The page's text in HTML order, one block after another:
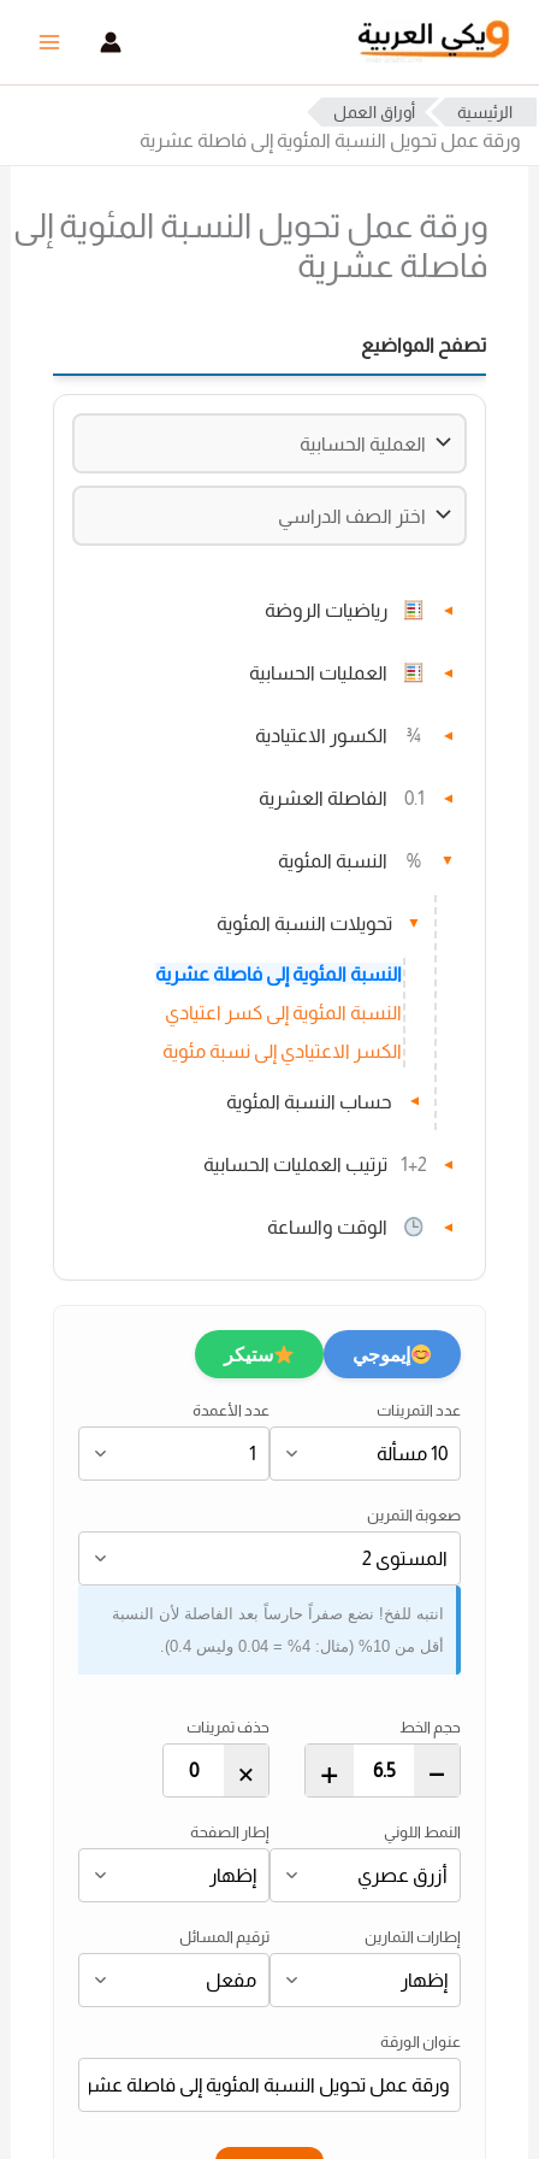
تخطي
المحتوى
الرئيسية أوراق العمل
ورقة عمل تحويل النسبة المئوية إلى فاصلة عشرية
ورقة عمل تحويل النسبة المئوية إلى
فاصلة عشرية
تصفح المواضيع
▼ رياضيات الروضة
▼ العمليات الحسابية
▼
¾ الكسور الاعتيادية
▼
0.1 الفاصلة العشرية
▼
% النسبة المئوية
▼ تحويلات النسبة المئوية
النسبة المئوية إلى فاصلة عشرية
النسبة المئوية إلى كسر اعتيادي
الكسر الاعتيادي إلى نسبة مئوية
▼ حساب النسبة المئوية
▼
1+2 ترتيب العمليات الحسابية
▼ الوقت والساعة
إيموجي ستيكر
عدد التمرينات عدد الأعمدة
صعوبة التمرين
انتبه للفخ! نضع صفراً حارساً بعد الفاصلة لأن النسبة
أقل من 10% (مثال: 4% = 0.04 وليس 0.4).
حجم الخط
–
+
حذف تمرينات
×
النمط اللوني إطار الصفحة
إطارات التمارين ترقيم المسائل
عنوان الورقة